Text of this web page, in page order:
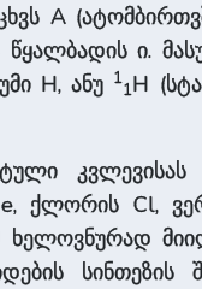
A
წყალბადის ი.
H, ანუ 1
1H
კვლევისას
ქლორის Cl,
ხელოვნურად
სინთეზის